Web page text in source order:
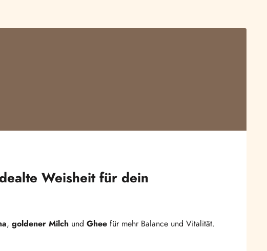
Weisheit für dein
, goldener Milch und Ghee für mehr Balance und Vitalität.